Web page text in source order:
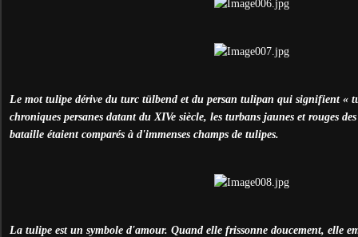
Le mot tulipe dérive du turc tülbend et du persan tulipan qui signifient «
chroniques persanes datant du XIVe siècle, les turbans jaunes et rouges
bataille étaient comparés à d'immenses champs de tulipes.
La tulipe est un symbole d'amour. Quand elle frissonne doucement, elle